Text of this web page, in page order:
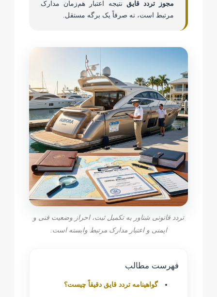
مجوز تردد قایق نتیجه اعتبار هم‌زمان مدارک
مرتبط است، نه صرفاً یک برگه مستقل.
تردد قانونی شناور به تکمیل ثبت، احراز وضعیت فنی و
ایمنی و اعتبار مدارک مرتبط وابسته است.
فهرست مطالب
گواهینامه تردد قایق دقیقاً چیست؟